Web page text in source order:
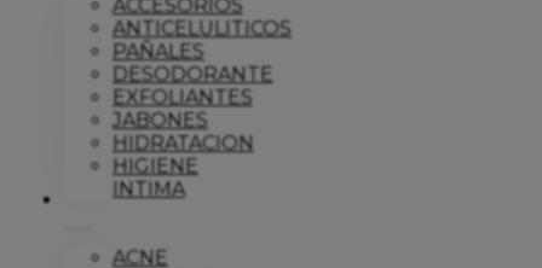
ACCESORIOS
ANTICELULITICOS
PAÑALES
DESODORANTE
EXFOLIANTES
JABONES
HIDRATACION
HIGIENE
INTIMA
Dermo
ACNE